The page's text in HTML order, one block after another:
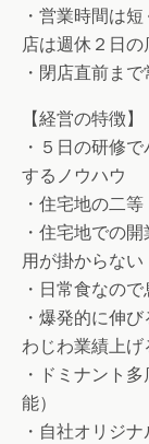
・営業時間は
店は週休２日の
・閉店直前ま
【経営の特徴】
・５日の研修
するノウハウ
・住宅地の二
・住宅地での
用が掛からない
・日常食なの
・爆発的に伸
わじわ業績上げ
・ドミナント
能）
・自社オリジ